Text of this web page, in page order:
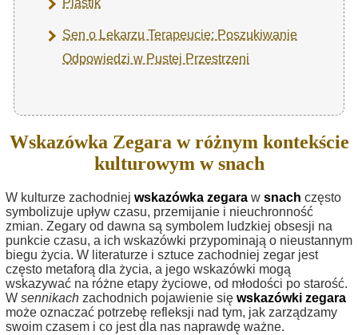
Plastik
Sen o Lekarzu Terapeucie: Poszukiwanie
Odpowiedzi w Pustej Przestrzeni
Wskazówka Zegara w różnym kontekście
kulturowym w snach
W kulturze zachodniej wskazówka zegara w snach często
symbolizuje upływ czasu, przemijanie i nieuchronność
zmian. Zegary od dawna są symbolem ludzkiej obsesji na
punkcie czasu, a ich wskazówki przypominają o nieustannym
biegu życia. W literaturze i sztuce zachodniej zegar jest
często metaforą dla życia, a jego wskazówki mogą
wskazywać na różne etapy życiowe, od młodości po starość.
W sennikach zachodnich pojawienie się wskazówki zegara
może oznaczać potrzebę refleksji nad tym, jak zarządzamy
swoim czasem i co jest dla nas naprawdę ważne.